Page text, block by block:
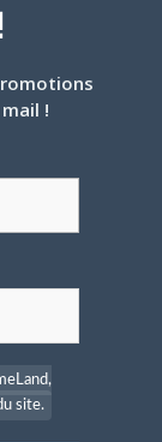
!
site.